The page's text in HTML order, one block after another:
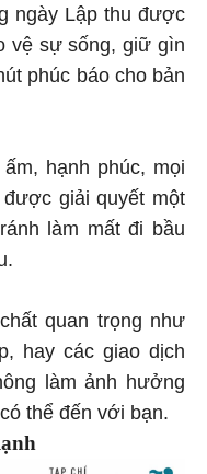
ngày Lập thu được
vệ sự sống, giữ gìn
phúc báo cho bản
hạnh phúc, mọi
giải quyết một
làm mất đi bầu
quan trọng như
hay các giao dịch
làm ảnh hưởng
thể đến với bạn.